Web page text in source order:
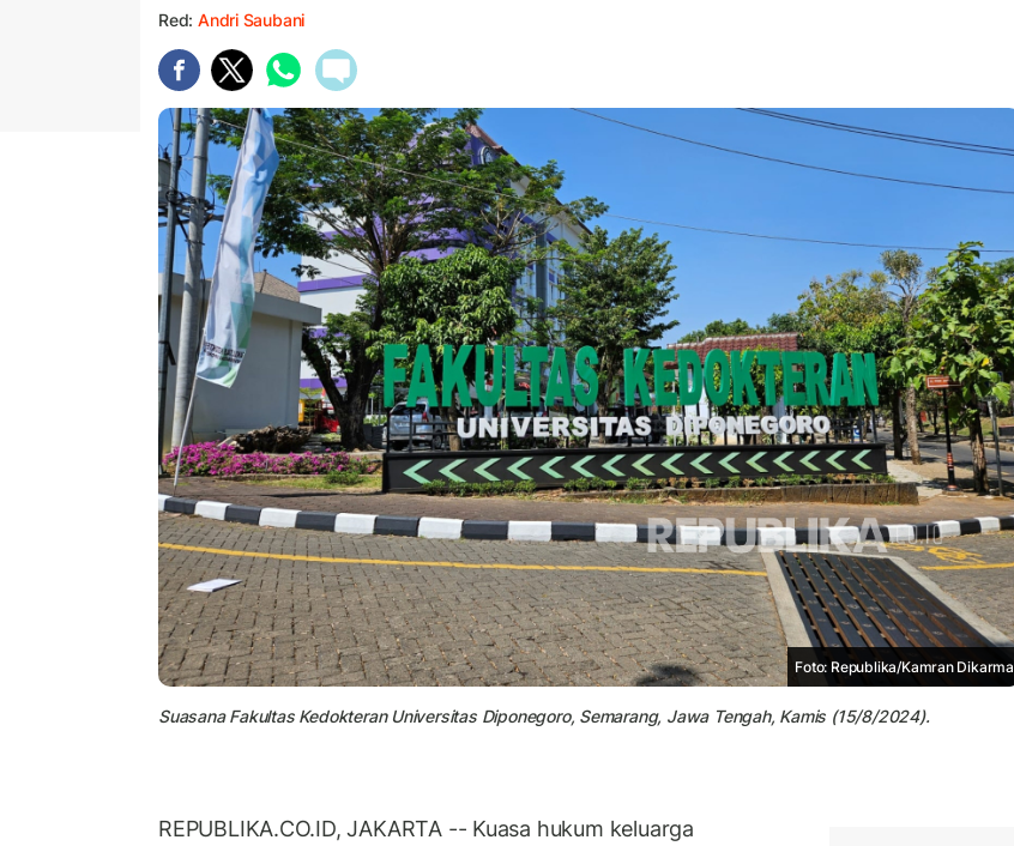
Red: Andri Saubani
Foto: Republika/Kamran Dikarma
Suasana Fakultas Kedokteran Universitas Diponegoro, Semarang, Jawa Tengah, Kamis (15/8/2024).
REPUBLIKA.CO.ID, JAKARTA -- Kuasa hukum keluarga